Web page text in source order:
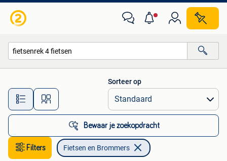
Alle afstanden…
Sorteer op
Bewaar je zoekopdracht
Filters Fietsen en Brommers